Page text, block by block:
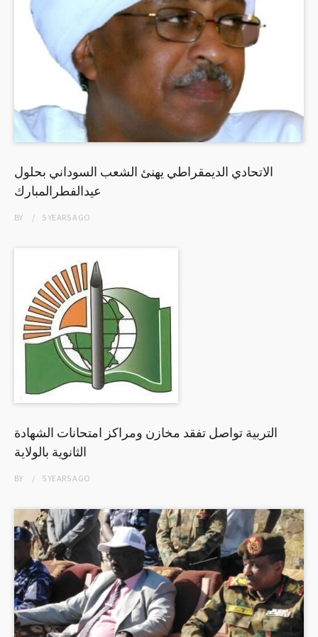
الاتحادي الديمقراطي يهنئ الشعب السوداني بحلول
عيدالفطرالمبارك
BY 5 YEARSAGO
التربية تواصل تفقد مخازن ومراكز امتحانات الشهادة
الثانوية بالولاية
BY 5 YEARSAGO